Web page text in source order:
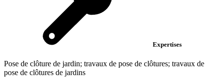
Expertises
Pose de clôture de jardin; travaux de pose de clôtures; travaux de
pose de clôtures de jardins